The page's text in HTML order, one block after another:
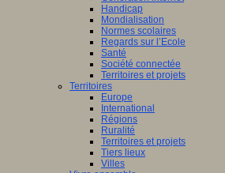
Handicap
Mondialisation
Normes scolaires
Regards sur l’Ecole
Santé
Société connectée
Territoires et projets
Territoires
Europe
International
Régions
Ruralité
Territoires et projets
Tiers lieux
Villes